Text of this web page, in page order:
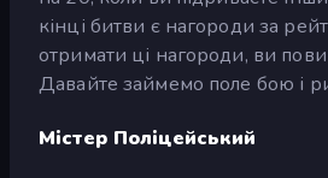
кінці битви є нагороди за
отримати ці нагороди, ви
Давайте займемо поле бою і
Містер Поліцейський